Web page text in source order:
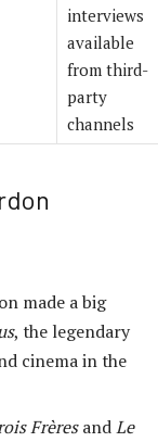
interviews
available
from third-
party
channels
made a big
, the legendary
cinema in the
FrèresandLe